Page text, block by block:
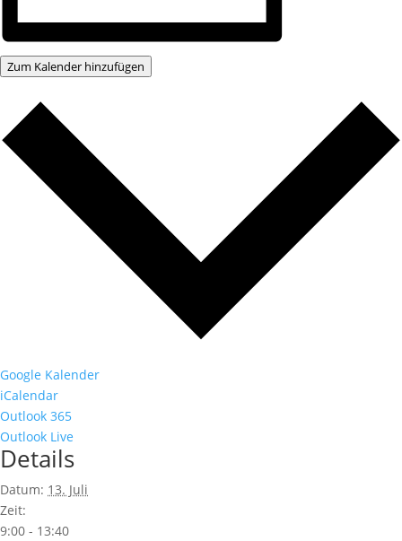
Zum Kalender hinzufügen
Google Kalender
iCalendar
Outlook 365
Outlook Live
Details
Datum: 13. Juli
Zeit:
9:00 - 13:40